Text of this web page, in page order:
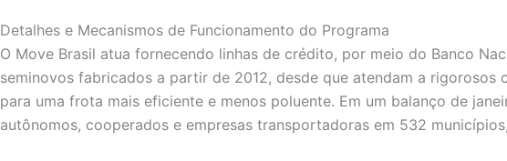
Detalhes e Mecanismos de Funcionamento do Programa
O Move Brasil atua fornecendo linhas de crédito, por meio do Banco
seminovos fabricados a partir de 2012, desde que atendam a
para uma frota mais eficiente e menos poluente. Em um balanço de
autônomos, cooperados e empresas transportadoras em 532